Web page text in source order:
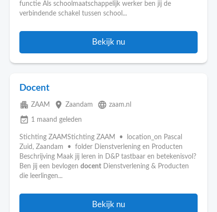
functie Als schoolmaatschappelijk werker ben jij de
verbindende schakel tussen school...
Bekijk nu
Docent
apartment ZAAM place Zaandam language zaam.nl
event_available 1 maand geleden
Stichting ZAAMStichting ZAAM • location_on Pascal
Zuid, Zaandam • folder Dienstverlening en Producten
Beschrijving Maak jij leren in D&P tastbaar en betekenisvol?
Ben jij een bevlogen docent Dienstverlening & Producten
die leerlingen...
Bekijk nu